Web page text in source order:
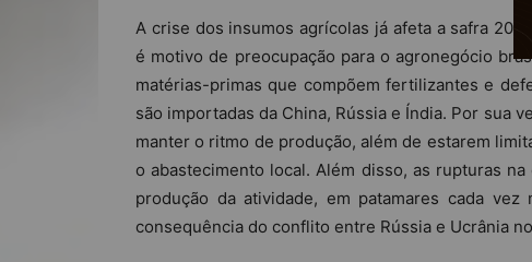
A crise dos insumos agrícolas já afeta a safra
é motivo de preocupação para o agronegócio
matérias-primas que compõem fertilizantes e
são importadas da China, Rússia e Índia. Por sua
manter o ritmo de produção, além de estarem
o abastecimento local. Além disso, as rupturas
produção da atividade, em patamares cada
consequência do conflito entre Rússia e Ucrânia